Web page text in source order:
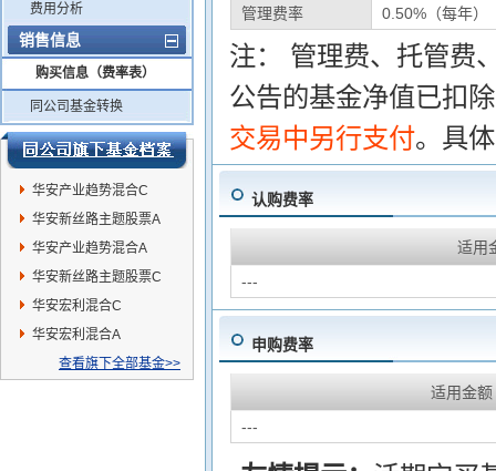
费用分析
销售信息
购买信息（费率表）
同公司基金转换
华安产业趋势混合C
华安新丝路主题股票A
华安产业趋势混合A
华安新丝路主题股票C
华安宏利混合C
华安宏利混合A
查看旗下全部基金>>
管理费率 0.50%（每年）
注： 管理费、托管费
公告的基金净值已扣
交易中另行支付。具
认购费率
适用
---
申购费率
适用金额
---